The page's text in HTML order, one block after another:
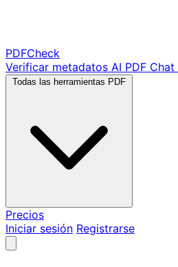
PDFCheck
Verificar metadatos AI PDF Chat
Todas las herramientas PDF
Precios
Iniciar sesión Registrarse